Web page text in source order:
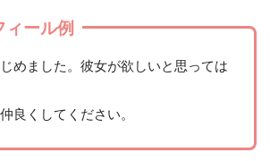
ィール例
めました。彼女が欲しいと思っては
良くしてください。